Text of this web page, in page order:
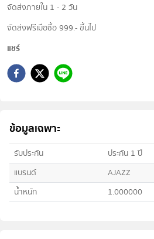
จัดส่งภายใน 1 - 2 วัน
จัดส่งฟรีเมื่อซื้อ 999.- ขึ้นไป
แชร์
ข้อมูลเฉพาะ
รับประกัน
ประกัน 1 ปี
แบรนด์
AJAZZ
น้ำหนัก
1.000000